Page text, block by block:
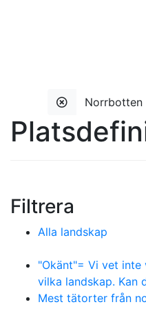
Norrbotten
Filtrera
Alla landskap
"Okänt"= Vi vet inte
vilka landskap. Kan
Mest tätorter från